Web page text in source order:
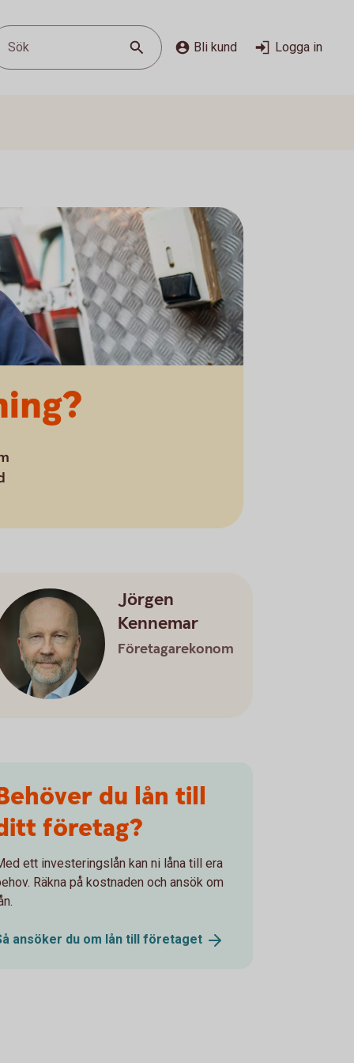
Sök Bli kund Logga in
Jörgen
Kennemar
Företagarekonom
du lån till
företag?
ett investeringslån kan ni låna till era
Räkna på kostnaden och ansök om
ansöker du om lån tillföretaget